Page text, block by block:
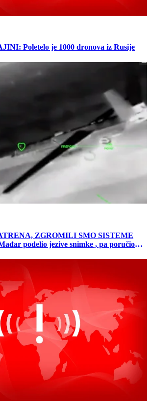
Poletelo je 1000 dronova iz Rusije
ZGROMILI SMO SISTEME
podelio jezive snimke , pa poručio